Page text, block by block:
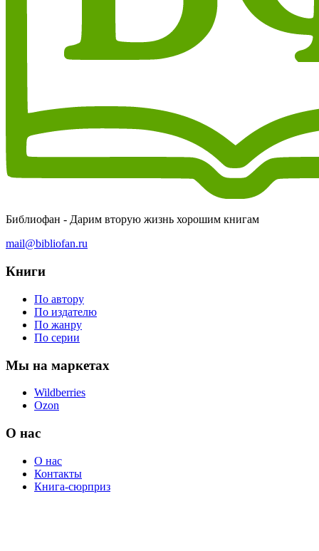
Библиофан - Дарим вторую жизнь хорошим книгам
mail@bibliofan.ru
Книги
По автору
По издателю
По жанру
По серии
Мы на маркетах
Wildberries
Ozon
О нас
О нас
Контакты
Книга-сюрприз